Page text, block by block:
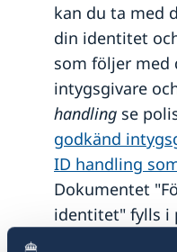
kan du ta med
din identitet
som följer med
intygsgivare
handling se
godkänd
ID handling
Dokumentet
identitet" fylls i
Om du aldrig